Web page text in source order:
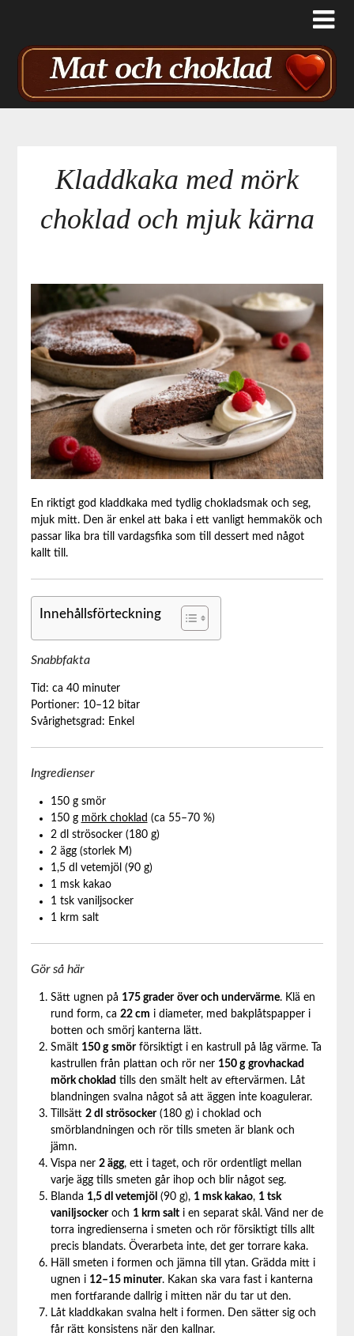
Kladdkaka med mörk
choklad och mjuk kärna
En riktigt god kladdkaka med tydlig chokladsmak och seg,
mjuk mitt. Den är enkel att baka i ett vanligt hemmakök och
passar lika bra till vardagsfika som till dessert med något
kallt till.
Innehållsförteckning
Snabbfakta
Tid: ca 40 minuter
Portioner: 10–12 bitar
Svårighetsgrad: Enkel
Ingredienser
150 g smör
150 g mörk choklad (ca 55–70 %)
2 dl strösocker (180 g)
2 ägg (storlek M)
1,5 dl vetemjöl (90 g)
1 msk kakao
1 tsk vaniljsocker
1 krm salt
Gör så här
Sätt ugnen på 175 grader över och undervärme. Klä en
rund form, ca 22 cm i diameter, med bakplåtspapper i
botten och smörj kanterna lätt.
Smält 150 g smörförsiktigt i en kastrull på låg värme. Ta
kastrullen från plattan och rör ner 150 g grovhackad
mörk choklad tills den smält helt av eftervärmen. Låt
blandningen svalna något så att äggen inte koagulerar.
Tillsätt 2 dl strösocker(180 g) i choklad och
smörblandningen och rör tills smeten är blank och
jämn.
Vispa ner 2 ägg, ett i taget, och rör ordentligt mellan
varje ägg tills smeten går ihop och blir något seg.
Blanda 1,5 dl vetemjöl (90 g), 1 msk kakao, 1 tsk
vaniljsockeroch 1 krm salti en separat skål. Vänd ner de
torra ingredienserna i smeten och rör försiktigt tills allt
precis blandats. Överarbeta inte, det ger torrare kaka.
Häll smeten i formen och jämna till ytan. Grädda mitt i
ugnen i 12–15 minuter. Kakan ska vara fast i kanterna
men fortfarande dallrig i mitten när du tar ut den.
Låt kladdkakan svalna helt i formen. Den sätter sig och
får rätt konsistens när den kallnar.